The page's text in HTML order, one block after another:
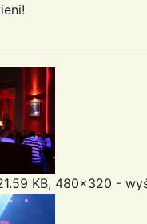
KB, 480x320 -